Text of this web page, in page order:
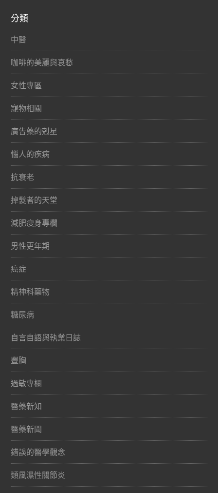
分類
中醫
咖啡的美麗與哀愁
女性專區
寵物相關
廣告藥的剋星
惱人的疾病
抗衰老
掉髮者的天堂
減肥瘦身專欄
男性更年期
癌症
精神科藥物
糖尿病
自言自語與執業日誌
豐胸
過敏專欄
醫藥新知
醫藥新聞
錯誤的醫學觀念
類風濕性關節炎